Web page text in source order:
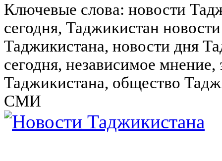
Ключевые слова: новости
сегодня, Таджикистан
Таджикистана, новости дня
сегодня, независимое
Таджикистана, общество
СМИ